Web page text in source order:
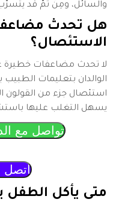
والسائل، ومِنْ ثَمَّ قد
هل تحدث
الاستئصال؟
لا تحدث مضاعفات خطيرة
الوالدان بتعليمات
استئصال جزء من القولون
يسهل التغلب عليها
تواصل مع
اتصل
متى يأكل الطفل